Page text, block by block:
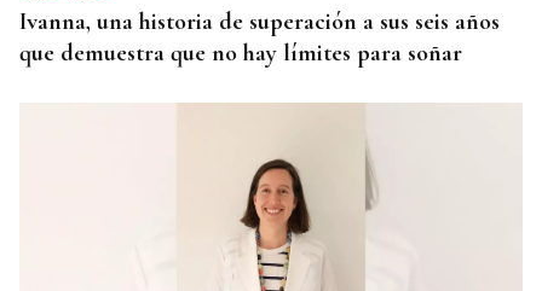
Ivanna, una historia de superación a sus seis años
que demuestra que no hay límites para soñar